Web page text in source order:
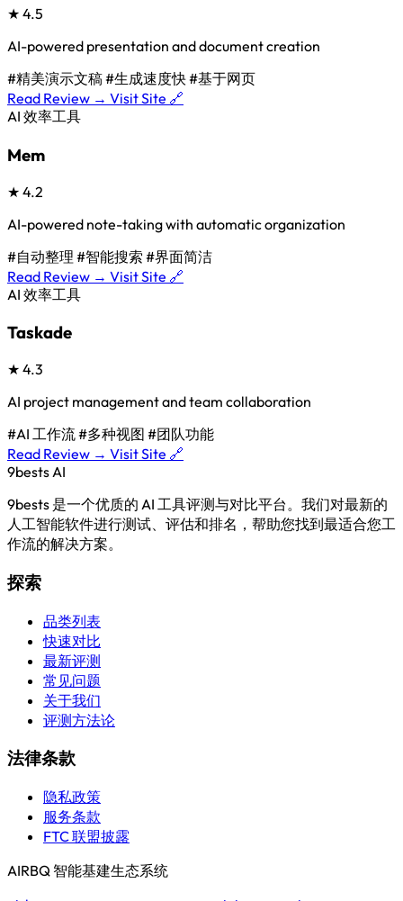
★ 4.5
AI-powered presentation and document creation
#精美演示文稿#生成速度快#基于网页
Read Review → Visit Site 🔗
AI 效率工具
Mem
★ 4.2
AI-powered note-taking with automatic organization
#自动整理 #智能搜索 #界面简洁
Read Review → Visit Site 🔗
AI 效率工具
Taskade
★ 4.3
AI project management and team collaboration
#AI 工作流#多种视图 #团队功能
Read Review → Visit Site 🔗
9bestsAI
9bests 是一个优质的 AI 工具评测与对比平台。我们对最新的
人工智能软件进行测试、评估和排名，帮助您找到最适合您工
作流的解决方案。
探索
品类列表
快速对比
最新评测
常见问题
关于我们
评测方法论
法律条款
隐私政策
服务条款
FTC 联盟披露
AIRBQ 智能基建生态系统